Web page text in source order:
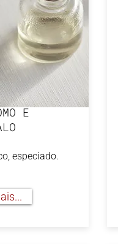
E
especiado.